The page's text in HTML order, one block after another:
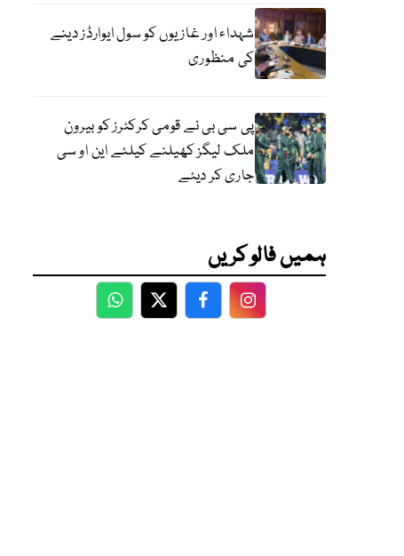
شہداء اور غازیوں کو سول ایوارڈز دینے
کی منظوری
پی سی بی نے قومی کرکٹرز کو بیرون
ملک لیگز کھیلنے کیلئے این او سی
جاری کر دیئے
ہمیں فالو کریں
WhatsApp
TwitterFacebookFacebook